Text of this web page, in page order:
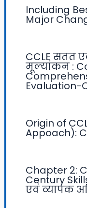
Including
Major
CCLE सतत
मूल्यांकन :
Evaluation-
Origin of
Appoach):
Chapter 2:
Century
एवं व्यापक